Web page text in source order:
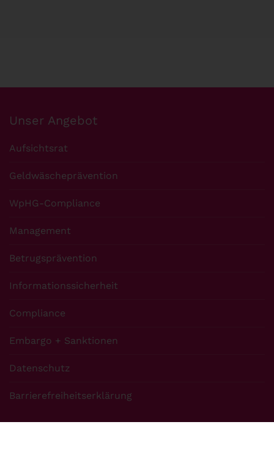
Unser Angebot
Aufsichtsrat
Geldwäscheprävention
WpHG-Compliance
Management
Betrugsprävention
Informationssicherheit
Compliance
Embargo + Sanktionen
Datenschutz
Barrierefreiheitserklärung